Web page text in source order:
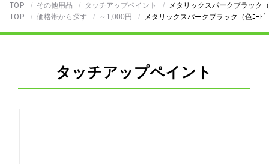
TOP その他用品 タッチアップペイント メタリックスパークブラック
TOP 価格帯から探す ～1,000円 メタリックスパークブラック（色ｺｰﾄ
タッチアップペイント